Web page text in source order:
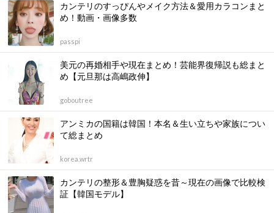
カンテリのすっぴんやメイク方法＆愛用カラコンまと
め！動画・画像多数
passpi
美元の再婚相手や現在まとめ！芸能界復帰説も総まと
め【元旦那は高嶋政伸】
goboutree
アンミカの国籍は韓国！本名＆生い立ちや家族につい
て総まとめ
korea.wrtr
カンテリの整形＆豊胸疑惑を昔～現在の画像で比較検
証【韓国モデル】